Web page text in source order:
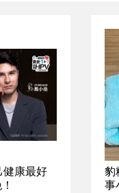
康最好
豹
事